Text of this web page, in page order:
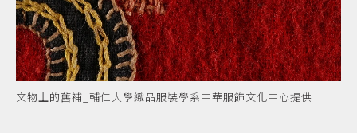
文物上的舊補_輔仁大學織品服裝學系中華服飾文化中心提供